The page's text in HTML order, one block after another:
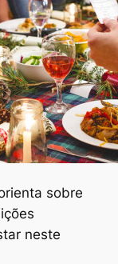
sobre
neste